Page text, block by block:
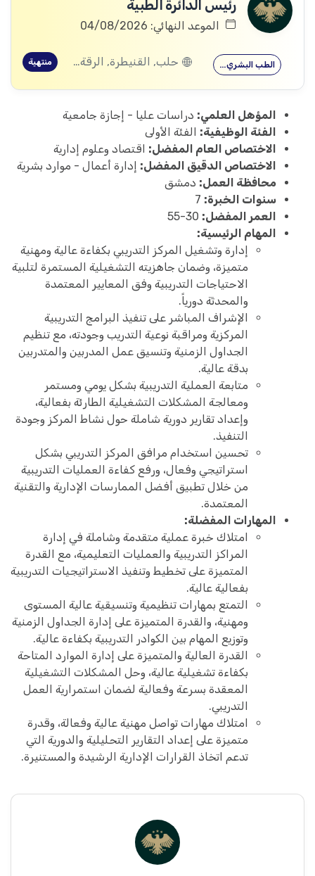
رئيس الدائرة الطبية
الموعد النهائي: 04/08/2026
الطب البشري… حلب, القنيطرة, الرقة, ادلب منتهية
المؤهل العلمي: دراسات عليا - إجازة جامعية
الفئة الوظيفية: الفئة الأولى
الاختصاص العام المفضل: اقتصاد وعلوم إدارية
الاختصاص الدقيق المفضل: إدارة أعمال - موارد بشرية
محافظة العمل: دمشق
سنوات الخبرة:
العمر المفضل:
المهام الرئيسية:
إدارة وتشغيل المركز التدريبي بكفاءة عالية ومهنية
متميزة، وضمان جاهزيته التشغيلية المستمرة لتلبية
الاحتياجات التدريبية وفق المعايير المعتمدة
والمحدثة دورياً.
الإشراف المباشر على تنفيذ البرامج التدريبية
المركزية ومراقبة نوعية التدريب وجودته، مع تنظيم
الجداول الزمنية وتنسيق عمل المدربين والمتدربين
بدقة عالية.
متابعة العملية التدريبية بشكل يومي ومستمر
ومعالجة المشكلات التشغيلية الطارئة بفعالية،
وإعداد تقارير دورية شاملة حول نشاط المركز وجودة
التنفيذ.
تحسين استخدام مرافق المركز التدريبي بشكل
استراتيجي وفعال، ورفع كفاءة العمليات التدريبية
من خلال تطبيق أفضل الممارسات الإدارية والتقنية
المعتمدة.
المهارات المفضلة:
امتلاك خبرة عملية متقدمة وشاملة في إدارة
المراكز التدريبية والعمليات التعليمية، مع القدرة
المتميزة على تخطيط وتنفيذ الاستراتيجيات التدريبية
بفعالية عالية.
التمتع بمهارات تنظيمية وتنسيقية عالية المستوى
ومهنية، والقدرة المتميزة على إدارة الجداول الزمنية
وتوزيع المهام بين الكوادر التدريبية بكفاءة عالية.
القدرة العالية والمتميزة على إدارة الموارد المتاحة
بكفاءة تشغيلية عالية، وحل المشكلات التشغيلية
المعقدة بسرعة وفعالية لضمان استمرارية العمل
التدريبي.
امتلاك مهارات تواصل مهنية عالية وفعالة، وقدرة
متميزة على إعداد التقارير التحليلية والدورية التي
تدعم اتخاذ القرارات الإدارية الرشيدة والمستنيرة.